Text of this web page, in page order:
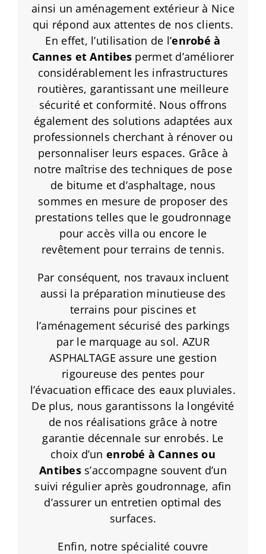
ainsi un aménagement extérieur à Nice
qui répond aux attentes de nos clients.
En effet, l’utilisation de l’enrobé à
Cannes et Antibes permet d’améliorer
considérablement les infrastructures
routières, garantissant une meilleure
sécurité et conformité. Nous offrons
également des solutions adaptées aux
professionnels cherchant à rénover ou
personnaliser leurs espaces. Grâce à
notre maîtrise des techniques de pose
de bitume et d’asphaltage, nous
sommes en mesure de proposer des
prestations telles que le goudronnage
pour accès villa ou encore le
revêtement pour terrains de tennis.
Par conséquent, nos travaux incluent
aussi la préparation minutieuse des
terrains pour piscines et
l’aménagement sécurisé des parkings
par le marquage au sol. AZUR
ASPHALTAGE assure une gestion
rigoureuse des pentes pour
l’évacuation efficace des eaux pluviales.
De plus, nous garantissons la longévité
de nos réalisations grâce à notre
garantie décennale sur enrobés. Le
choix d’unenrobé à Cannes ou
Antibess’accompagne souvent d’un
suivi régulier après goudronnage, afin
d’assurer un entretien optimal des
surfaces.
Enfin, notre spécialité couvre